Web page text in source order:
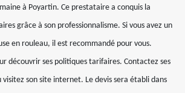
à Poyartin. Ce prestataire a conquis la
grâce à son professionnalisme. Si vous avez un
en rouleau, il est recommandé pour vous.
découvrir ses politiques tarifaires. Contactez ses
son site internet. Le devis sera établi dans